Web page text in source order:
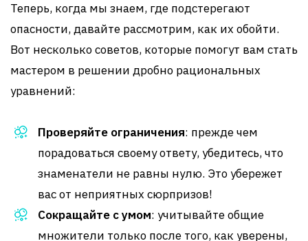
Теперь, когда мы знаем, где подстерегают
опасности, давайте рассмотрим, как их обойти.
Вот несколько советов, которые помогут вам стать
мастером в решении дробно рациональных
уравнений:
Проверяйте ограничения: прежде чем
порадоваться своему ответу, убедитесь, что
знаменатели не равны нулю. Это убережет
вас от неприятных сюрпризов!
Сокращайте с умом: учитывайте общие
множители только после того, как уверены,